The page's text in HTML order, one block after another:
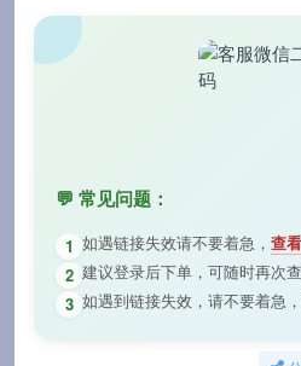
💬 常见问题：
1 如遇链接失效请不要着急， 查
2 建议登录后下单，可随时再次
3 如遇到链接失效，请不要着急